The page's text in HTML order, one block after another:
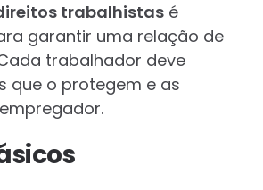
trabalhistas é
garantir uma relação de
trabalhador deve
que o protegem e as